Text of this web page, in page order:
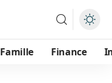
Famille Finance